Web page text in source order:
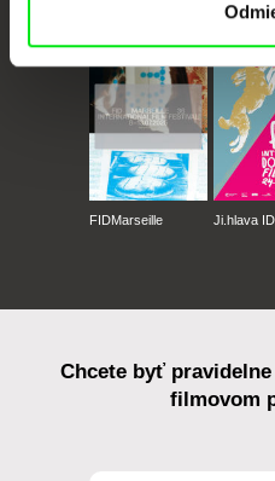
FIDMarseille Ji.hlava
Chcete byť
filmovom